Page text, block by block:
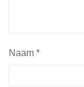
Naam *